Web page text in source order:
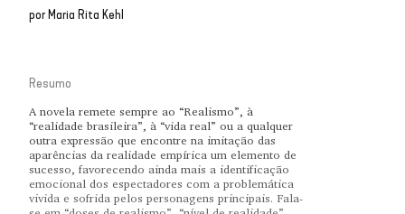
porMaria Rita Kehl
Resumo
A novela remete sempre ao “Realismo”, à
“realidade brasileira”, à “vida real” ou a qualquer
outra expressão que encontre na imitação das
aparências da realidade empírica um elemento de
sucesso, favorecendo ainda mais a identificação
emocional dos espectadores com a problemática
vivida e sofrida pelos personagens principais. Fala-